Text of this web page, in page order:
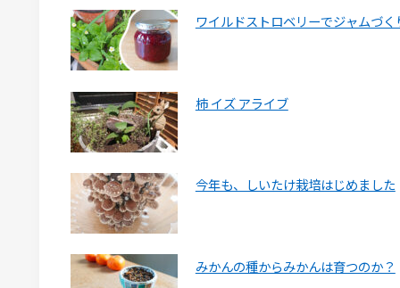
ワイルドストロベリーでジャムづく
柿 イズ アライブ
今年も、しいたけ栽培はじめました
みかんの種からみかんは育つのか？